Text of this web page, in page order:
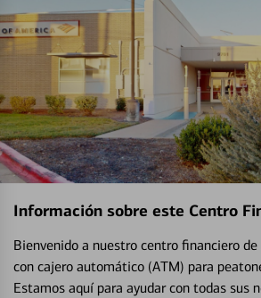
Información sobre este Centro
Bienvenido a nuestro centro financiero
con cajero automático (ATM) para
Estamos aquí para ayudar con todas sus